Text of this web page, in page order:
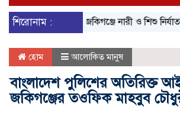
শিরোনাম :
জকিগঞ্জে নারী ও শিশু নির্যাতন
হোম আলোকিত মানুষ
বাংলাদেশ পুলিশের অতিরিক্ত
জকিগঞ্জের তওফিক মাহবুব